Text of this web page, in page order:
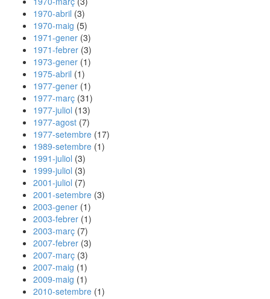
1970-abril (3)
1970-maig (5)
1971-gener (3)
1971-febrer (3)
1973-gener (1)
1975-abril (1)
1977-gener (1)
1977-març (31)
1977-juliol (13)
1977-agost (7)
1977-setembre (17)
1989-setembre (1)
1991-juliol (3)
1999-juliol (3)
2001-juliol (7)
2001-setembre (3)
2003-gener (1)
2003-febrer (1)
2003-març (7)
2007-febrer (3)
2007-març (3)
2007-maig (1)
2009-maig (1)
2010-setembre (1)